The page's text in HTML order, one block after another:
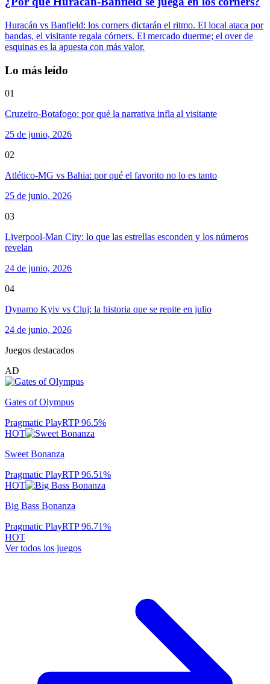
Huracán vs Banfield: los corners dictarán el ritmo. El local ataca por
bandas, el visitante regala córners. El mercado duerme; el over de
esquinas es la apuesta con más valor.
Lo más leído
01
Cruzeiro-Botafogo: por qué la narrativa infla al visitante
25 de junio, 2026
02
Atlético-MG vs Bahia: por qué el favorito no lo es tanto
25 de junio, 2026
03
Liverpool-Man City: lo que las estrellas esconden y los números
revelan
24 de junio, 2026
04
Dynamo Kyiv vs Cluj: la historia que se repite en julio
24 de junio, 2026
Juegos destacados
AD
Gates of Olympus
Pragmatic PlayRTP96.5%
HOT
Sweet Bonanza
Pragmatic PlayRTP96.51%
HOT
Big Bass Bonanza
Pragmatic PlayRTP96.71%
HOT
Ver todos los juegos